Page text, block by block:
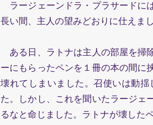
ラージェーンドラ・プラサードに
長い間、主人の望みどおりに仕えまし
ある日、ラトナは主人の部屋を掃
ーにもらったペンを１冊の本の間に
壊れてしまいました。召使いは動
た。しかし、これを聞いたラージェ
るなと命じました。ラトナが壊した